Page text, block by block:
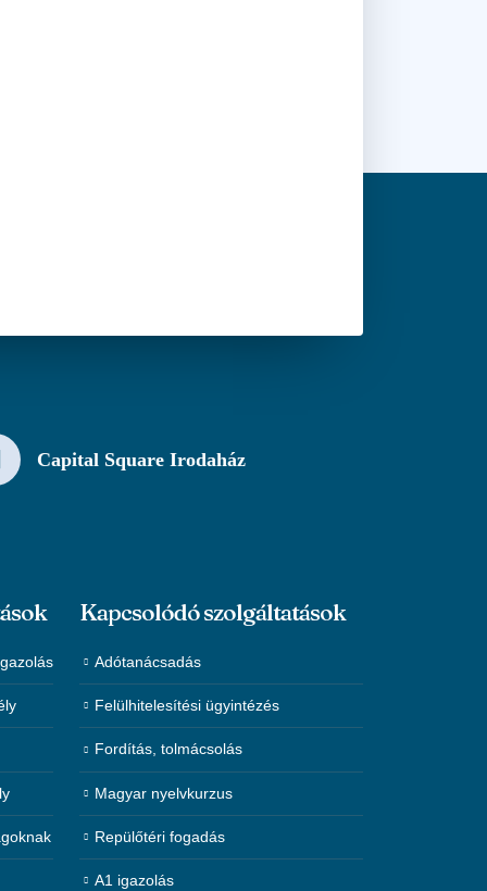
Capital Square Irodaház
Kapcsolódó szolgáltatások
Adótanácsadás
Felülhitelesítési ügyintézés
Fordítás, tolmácsolás
Magyar nyelvkurzus
Repülőtéri fogadás
A1 igazolás